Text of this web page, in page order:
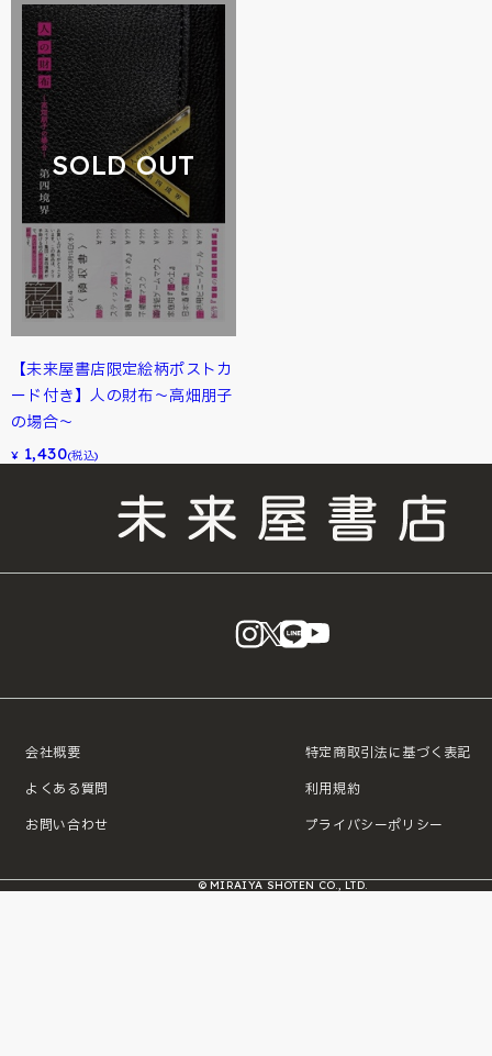
SOLD OUT
【未来屋書店限定絵柄ポストカ
ード付き】人の財布～高畑朋子
の場合～
¥ 1,430(税込)
instagram
X LINE
会社概要
よくある質問
お問い合わせ
特定商取引法に基づく表記
利用規約
プライバシーポリシー
© MIRAIYA SHOTEN CO., LTD.